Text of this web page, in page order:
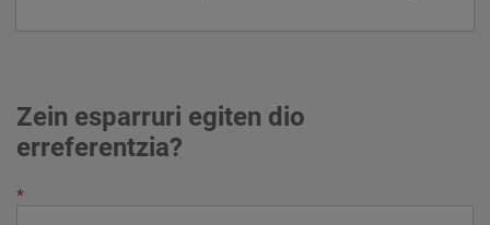
Zein esparruri egiten dio
erreferentzia?
*